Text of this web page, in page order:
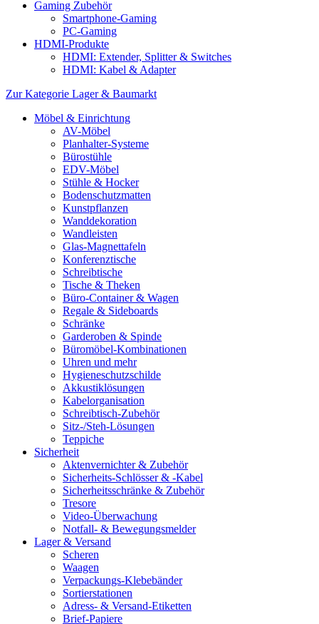
Gaming Zubehör
Smartphone-Gaming
PC-Gaming
HDMI-Produkte
HDMI: Extender, Splitter & Switches
HDMI: Kabel & Adapter
Zur Kategorie Lager & Baumarkt
Möbel & Einrichtung
AV-Möbel
Planhalter-Systeme
Bürostühle
EDV-Möbel
Stühle & Hocker
Bodenschutzmatten
Kunstpflanzen
Wanddekoration
Wandleisten
Glas-Magnettafeln
Konferenztische
Schreibtische
Tische & Theken
Büro-Container & Wagen
Regale & Sideboards
Schränke
Garderoben & Spinde
Büromöbel-Kombinationen
Uhren und mehr
Hygieneschutzschilde
Akkustiklösungen
Kabelorganisation
Schreibtisch-Zubehör
Sitz-/Steh-Lösungen
Teppiche
Sicherheit
Aktenvernichter & Zubehör
Sicherheits-Schlösser & -Kabel
Sicherheitsschränke & Zubehör
Tresore
Video-Überwachung
Notfall- & Bewegungsmelder
Lager & Versand
Scheren
Waagen
Verpackungs-Klebebänder
Sortierstationen
Adress- & Versand-Etiketten
Brief-Papiere